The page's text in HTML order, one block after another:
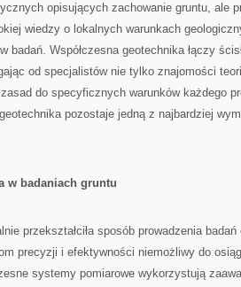
opisujących zachowanie gruntu, ale
wiedzy o lokalnych warunkach
badań. Współczesna geotechnika łączy
od specjalistów nie tylko znajomości
do specyficznych warunków każdego
pozostaje jedną z najbardziej
w badaniach gruntu
przekształciła sposób prowadzenia
precyzji i efektywności niemożliwy do
systemy pomiarowe wykorzystują